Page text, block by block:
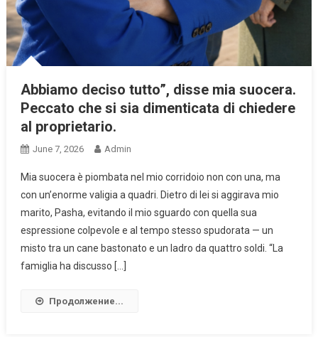
Abbiamo deciso tutto”, disse mia suocera.
Peccato che si sia dimenticata di chiedere
al proprietario.
June 7, 2026 Admin
Mia suocera è piombata nel mio corridoio non con una, ma
con un’enorme valigia a quadri. Dietro di lei si aggirava mio
marito, Pasha, evitando il mio sguardo con quella sua
espressione colpevole e al tempo stesso spudorata — un
misto tra un cane bastonato e un ladro da quattro soldi. “La
famiglia ha discusso […]
Продолжение...